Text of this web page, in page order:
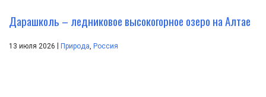
Дарашколь – ледниковое высокогорное озеро на Алтае
13 июля 2026 Природа, Россия